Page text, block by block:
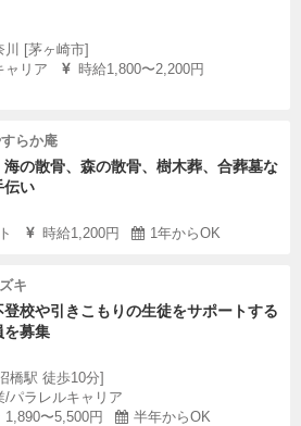
川 [茅ヶ崎市]
ャリア
時給1,800〜2,200円
らか庵
海の散骨、森の散骨、樹木葬、合葬墓な
伝い
時給1,200円 1年からOK
キ
登校や引きこもりの生徒をサポートする
を募集
橋駅 徒歩10分]
/パラレルキャリア
〜5,500円
半年からOK